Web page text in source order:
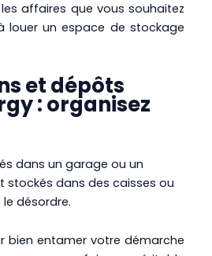
affaires que vous souhaitez
louer un espace de stockage
et dépôts
: organisez
dans un garage ou un
stockés dans des caisses ou
désordre.
bien entamer votre démarche